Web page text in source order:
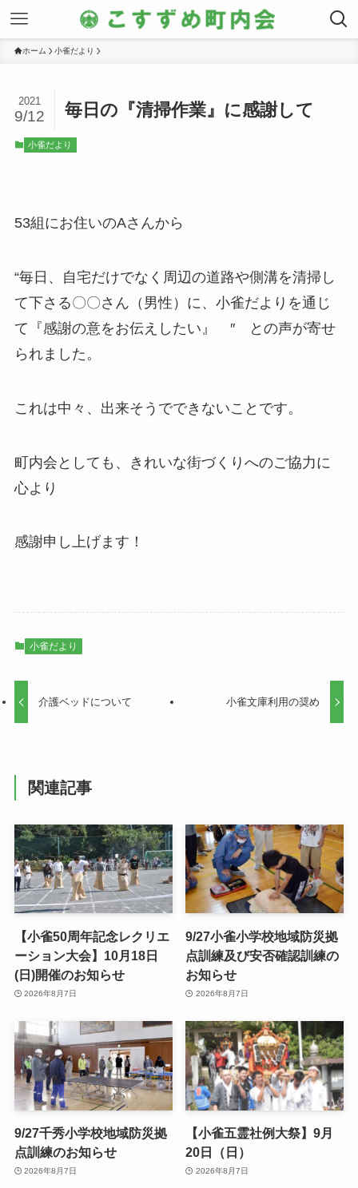
ホーム 小雀だより
毎日の『清掃作業』に感謝して
2021
9/12
小雀だより
53組にお住いのAさんから
“毎日、自宅だけでなく周辺の道路や側溝を清掃し
て下さる〇〇さん（男性）に、小雀だよりを通じ
て『感謝の意をお伝えしたい』 ″ との声が寄せ
られました。
これは中々、出来そうでできないことです。
町内会としても、きれいな街づくりへのご協力に
心より
感謝申し上げます！
小雀だより
介護ベッドについて 小雀文庫利用の奨め
関連記事
【小雀50周年記念レクリエ
ーション大会】10月18日
(日)開催のお知らせ
2026年8月7日
9/27小雀小学校地域防災拠
点訓練及び安否確認訓練の
お知らせ
2026年8月7日
9/27千秀小学校地域防災拠
点訓練のお知らせ
2026年8月7日
【小雀五霊社例大祭】9月
20日（日）
2026年8月7日